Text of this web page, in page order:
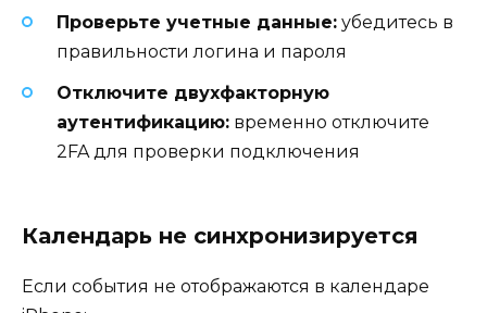
Проверьте учетные данные: убедитесь в
правильности логина и пароля
Отключите двухфакторную
аутентификацию: временно отключите
2FA для проверки подключения
Календарь не синхронизируется
Если события не отображаются в календаре